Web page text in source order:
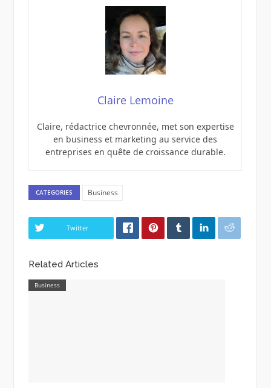
Claire Lemoine
Claire, rédactrice chevronnée, met son expertise
en business et marketing au service des
entreprises en quête de croissance durable.
CATEGORIES Business
Twitter
Related Articles
Business